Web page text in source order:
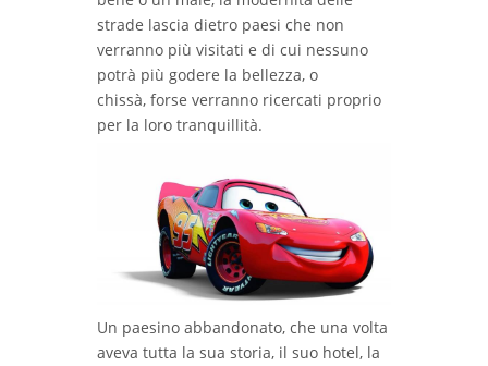
strade lascia dietro paesi che non
verranno più visitati e di cui nessuno
potrà più godere la bellezza, o
chissà, forse verranno ricercati proprio
per la loro tranquillità.
Un paesino abbandonato, che una volta
aveva tutta la sua storia, il suo hotel, la